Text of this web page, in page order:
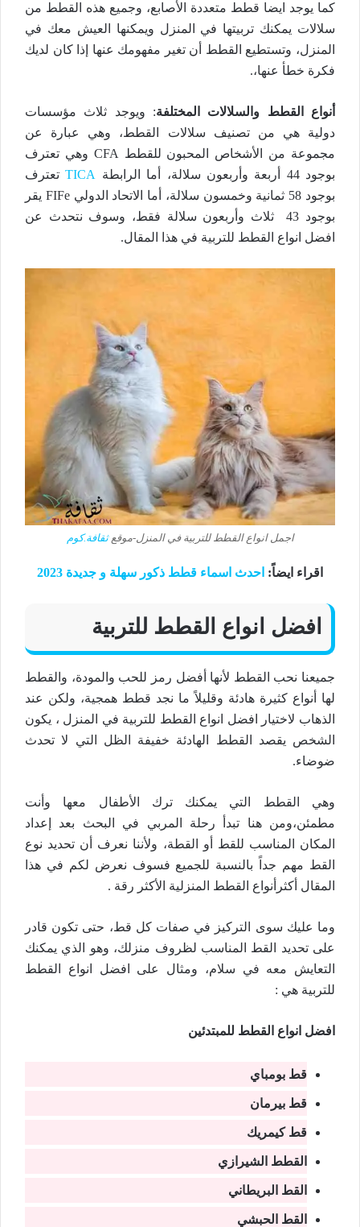
كما يوجد ايضا قطط متعددة الأصابع، وجميع هذه القطط من
سلالات يمكنك تربيتها في المنزل ويمكنها العيش معك في
المنزل، وتستطيع القطط أن تغير مفهومك عنها إذا كان لديك
فكرة خطأ عنها،.
أنواع القطط والسلالات المختلفة: ويوجد ثلاث مؤسسات
دولية هي من تصنيف سلالات القطط، وهي عبارة عن
مجموعة من الأشخاص المحبون للقطط CFA وهي تعترف
بوجود 44 أربعة وأربعون سلالة، أما الرابطة
TICAتعترف
بوجود 58 ثمانية وخمسون سلالة، أما الاتحاد الدولي FIFe يقر
بوجود 43 ثلاث وأربعون سلالة فقط، وسوف نتحدث عن
افضل انواع القطط للتربية في هذا المقال.
اجمل انواع القطط للتربية في المنزل-موقعثقافة.كوم
اقراء ايضاً: احدث اسماء قطط ذكور سهلة و جديدة 2023
افضل انواع القطط للتربية
جميعنا نحب القطط لأنها أفضل رمز للحب والمودة، والقطط
لها أنواع كثيرة هادئة وقليلاً ما نجد قطط همجية، ولكن عند
الذهاب لاختيار افضل انواع القطط للتربية في المنزل ، يكون
الشخص يقصد القطط الهادئة خفيفة الظل التي لا تحدث
ضوضاء.
وهي القطط التي يمكنك ترك الأطفال معها وأنت
مطمئن،ومن هنا تبدأ رحلة المربي في البحث بعد إعداد
المكان المناسب للقط أو القطة، ولأننا نعرف أن تحديد نوع
القط مهم جداً بالنسبة للجميع فسوف نعرض لكم في هذا
المقال أكثرأنواع القطط المنزلية الأكثر رقة .
وما عليك سوى التركيز في صفات كل قط، حتى تكون قادر
على تحديد القط المناسب لظروف منزلك، وهو الذي يمكنك
التعايش معه في سلام، ومثال على افضل انواع القطط
للتربية هي :
افضل انواع القطط للمبتدئين
قط بومباي
قط بيرمان
قط كيمريك
القطط الشيرازي
القط البريطاني
القط الحبشي